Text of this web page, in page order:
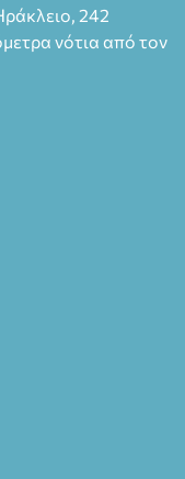
ΚΝΩΣΟΣ242
νότια από τον